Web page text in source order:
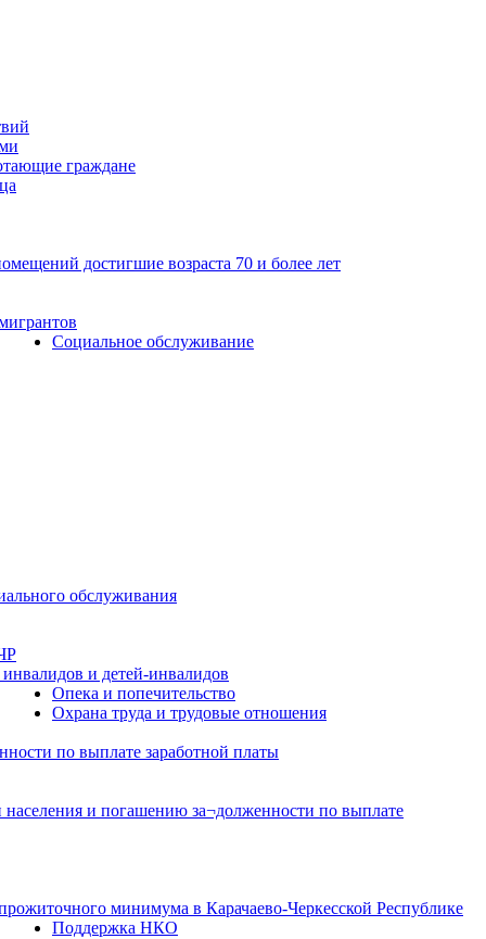
граждане
достигшие возраста 70 и более лет
Социальное обслуживание
обслуживания
и детей-инвалидов
Опека и попечительство
Охрана труда и трудовые отношения
по выплате заработной платы
и погашению за¬долженности по выплате
минимума в Карачаево-Черкесской Республике
Поддержка НКО